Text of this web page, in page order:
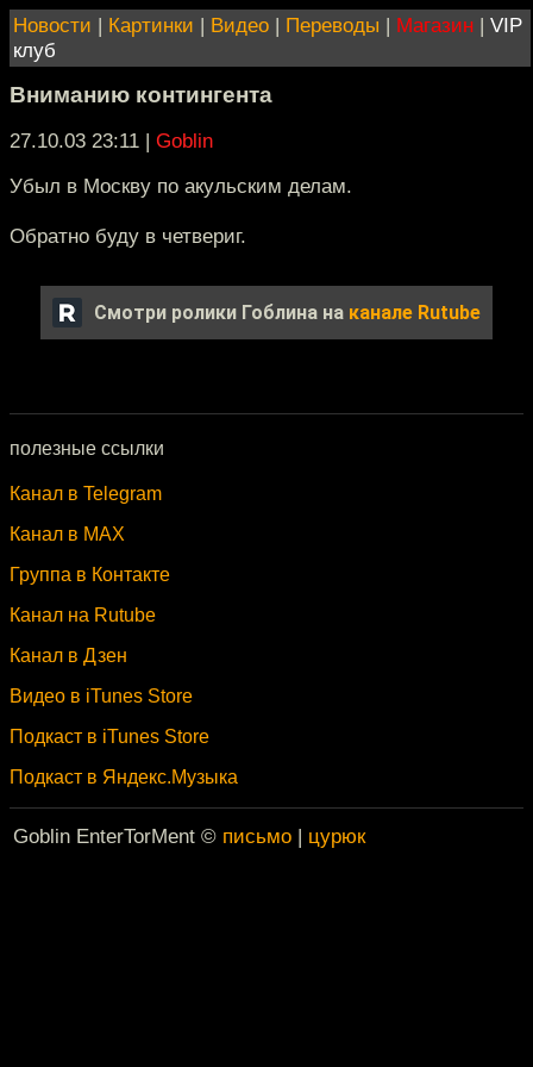
Новости | Картинки | Видео | Переводы | Магазин | VIP
клуб
Вниманию контингента
27.10.03 23:11 | Goblin
Убыл в Москву по акульским делам.
Обратно буду в четвериг.
Смотри ролики Гоблина на канале Rutube
полезные ссылки
Канал в Telegram
Канал в MAX
Группа в Контакте
Канал на Rutube
Канал в Дзен
Видео в iTunes Store
Подкаст в iTunes Store
Подкаст в Яндекс.Музыка
Goblin EnterTorMent © письмо | цурюк